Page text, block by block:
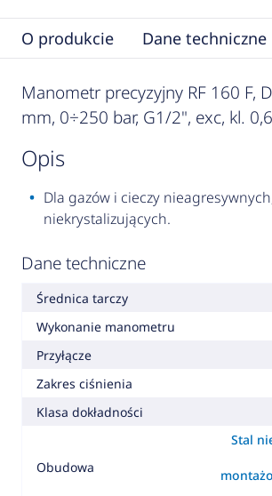
O produkcie Dane techniczne
Manometr precyzyjny RF 160 F,
mm, 0÷250 bar, G1/2", exc, kl. 0,6
opis
Dla gazów i cieczy
niekrystalizujących.
Dane techniczne
Średnica tarczy
Wykonanie manometru
Przyłącze
Zakres ciśnienia
Klasa dokładności
Obudowa
Stal